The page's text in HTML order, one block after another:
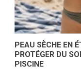
PEAU SÈCHE EN
PROTÉGER DU
PISCINE